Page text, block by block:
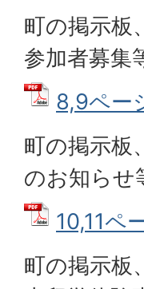
町の掲示板
参加者募集
8,9ペー
町の掲示板
のお知らせ
10,11ペ
町の掲示板